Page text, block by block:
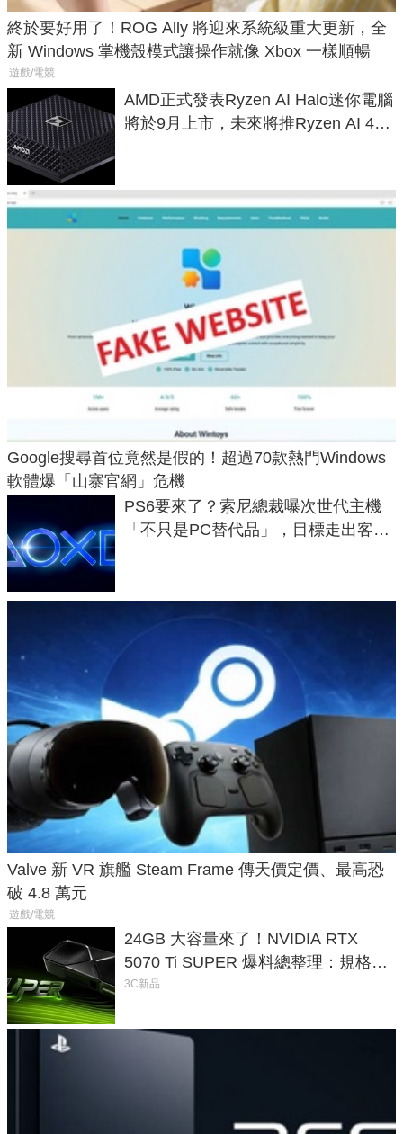
終於要好用了！ROG Ally 將迎來系統級重大更新，全
新 Windows 掌機殼模式讓操作就像 Xbox 一樣順暢
遊戲/電競
AMD正式發表Ryzen AI Halo迷你電腦
將於9月上市，未來將推Ryzen AI 400
Google搜尋首位竟然是假的！超過70款熱門Windows
軟體爆「山寨官網」危機
PS6要來了？索尼總裁曝次世代主機
「不只是PC替代品」，目標走出客
Valve 新 VR 旗艦 Steam Frame 傳天價定價、最高恐
破 4.8 萬元
遊戲/電競
24GB 大容量來了！NVIDIA RTX
5070 Ti SUPER 爆料總整理：規格、
功耗、上市時間
3C新品